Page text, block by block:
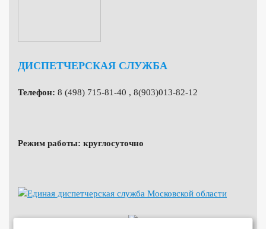
ДИСПЕТЧЕРСКАЯ СЛУЖБА
Телефон: 8 (498) 715-81-40 , 8(903)013-82-12
Режим работы: круглосуточно